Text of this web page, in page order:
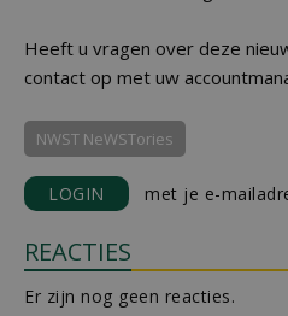
Heeft u vragen over deze
contact op met uw
NWST NeWSTories
LOGIN met je e-
REACTIES
Er zijn nog geen reacties.